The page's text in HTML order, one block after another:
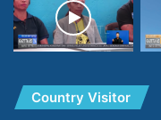
Country Visitor